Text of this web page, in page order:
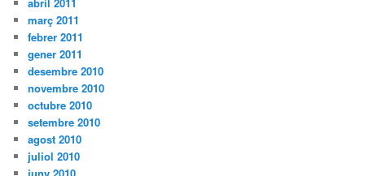
abril 2011
març 2011
febrer 2011
gener 2011
desembre 2010
novembre 2010
octubre 2010
setembre 2010
agost 2010
juliol 2010